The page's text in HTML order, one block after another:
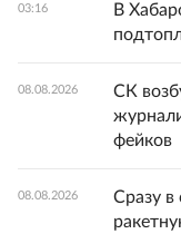
03:16
В
08.08.2026
СК
фейков
08.08.2026
Сразу в